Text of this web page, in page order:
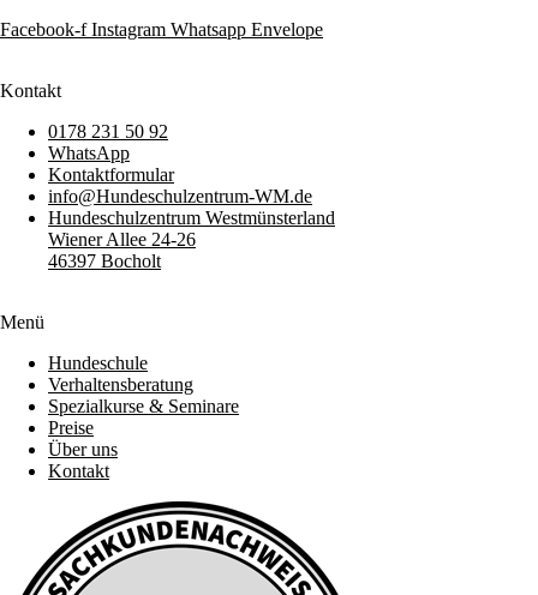
Facebook-f Instagram Whatsapp Envelope
Kontakt
0178 231 50 92
WhatsApp
Kontaktformular
info@Hundeschulzentrum-WM.de
Hundeschulzentrum Westmünsterland
Wiener Allee 24-26
46397 Bocholt
Menü
Hundeschule
Verhaltensberatung
Spezialkurse & Seminare
Preise
Über uns
Kontakt